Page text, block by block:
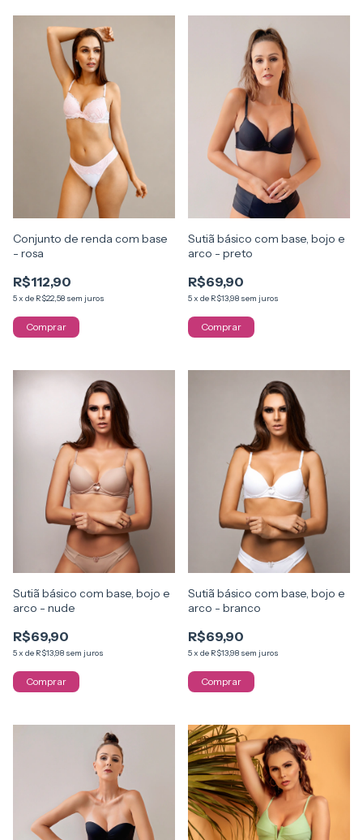
Conjunto de renda com base
- rosa
R$112,90
5x de R$22,58 sem juros
Comprar
Sutiã básico com base, bojo e
arco - preto
R$69,90
5x de R$13,98 sem juros
Comprar
Sutiã básico com base, bojo e
arco - nude
R$69,90
5x de R$13,98 sem juros
Comprar
Sutiã básico com base, bojo e
arco - branco
R$69,90
5x de R$13,98 sem juros
Comprar